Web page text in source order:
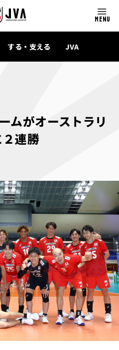
MENU
する・支える JVA
ムがオーストラリ
連勝